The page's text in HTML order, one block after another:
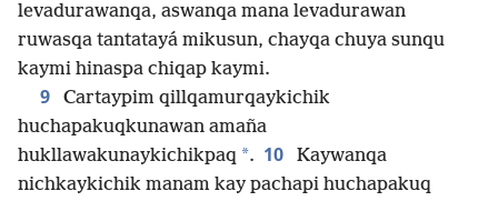
levadurawanqa, aswanqa mana levadurawan
ruwasqa tantatayá mikusun, chayqa chuya sunqu
kaymi hinaspa chiqap kaymi.
9
Cartaypim qillqamurqaykichik
huchapakuqkunawan amaña
hukllawakunaykichikpaq *. 10
Kaywanqa
nichkaykichik manam kay pachapi huchapakuq